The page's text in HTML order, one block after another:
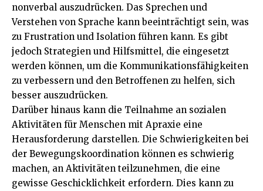
nonverbal auszudrücken. Das Sprechen und
Verstehen von Sprache kann beeinträchtigt sein, was
zu Frustration und Isolation führen kann. Es gibt
jedoch Strategien und Hilfsmittel, die eingesetzt
werden können, um die Kommunikationsfähigkeiten
zu verbessern und den Betroffenen zu helfen, sich
besser auszudrücken.
Darüber hinaus kann die Teilnahme an sozialen
Aktivitäten für Menschen mit Apraxie eine
Herausforderung darstellen. Die Schwierigkeiten bei
der Bewegungskoordination können es schwierig
machen, an Aktivitäten teilzunehmen, die eine
gewisse Geschicklichkeit erfordern. Dies kann zu